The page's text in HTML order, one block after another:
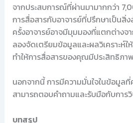
จากประสบการณ์ที่ผ่านมามากกว่า
การสื่อสารกับอาจารย์ที่ปรึกษาเป็น
ครั้งอาจารย์อาจมีมุมมองที่แตกต่างจ
ลองจัดเตรียมข้อมูลและผลวิเคราะห์ใ
ทำให้การสื่อสารของคุณมีประสิทธิภ
นอกจากนี้ การมีความมั่นใจในข้อมูล
สามารถตอบคำถามและรับมือกับกา
บทสรุป